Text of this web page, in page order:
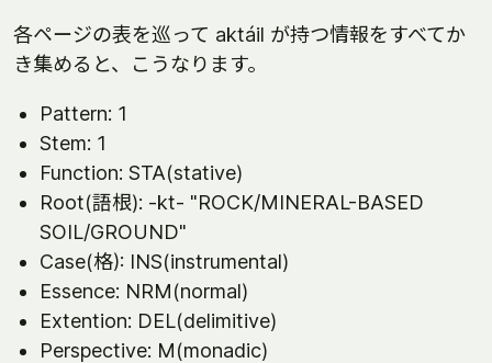
各ページの表を巡って aktáil が持つ情報をすべてか
き集めると、こうなります。
Pattern: 1
Stem: 1
Function: STA(stative)
Root(語根): -kt- "ROCK/MINERAL-BASED
SOIL/GROUND"
Case(格): INS(instrumental)
Essence: NRM(normal)
Extention: DEL(delimitive)
Perspective: M(monadic)